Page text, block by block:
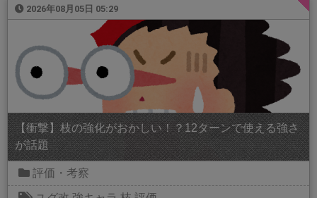
2026年08月05日 05:29
【衝撃】枝の強化がおかしい！？12ターンで使える強さ
が話題
評価・考察